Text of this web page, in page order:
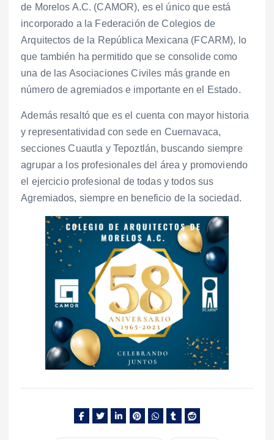
de Morelos A.C. (CAMOR), es el único que está
incorporado a la Federación de Colegios de
Arquitectos de la República Mexicana (FCARM), lo
que también ha permitido que se consolide como
una de las Asociaciones Civiles más grande en
número de agremiados e importante en el Estado.
Además resaltó que es el cuenta con mayor historia
y representatividad con sede en Cuernavaca,
secciones Cuautla y Tepoztlán, buscando siempre
agrupar a los profesionales del área y promoviendo
el ejercicio profesional de todas y todos sus
Agremiados, siempre en beneficio de la sociedad.